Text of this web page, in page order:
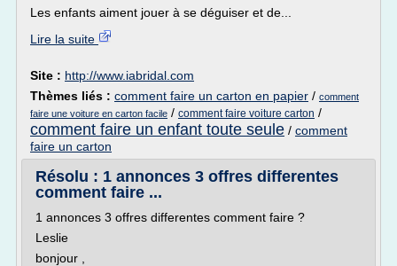
Les enfants aiment jouer à se déguiser et de...
Lire la suite
Site : http://www.iabridal.com
Thèmes liés : comment faire un carton en papier / comment
faire une voiture en carton facile / comment faire voiture carton /
comment faire un enfant toute seule / comment
faire un carton
Résolu : 1 annonces 3 offres differentes
comment faire ...
1 annonces 3 offres differentes comment faire ?
Leslie
bonjour ,